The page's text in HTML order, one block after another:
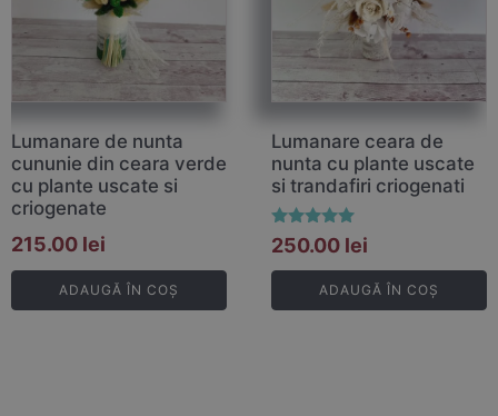
Lumanare de nunta
cununie din ceara verde
cu plante uscate si
criogenate
215.00 lei
ADAUGĂ ÎN COȘ
Lumanare ceara de
nunta cu plante uscate
si trandafiri criogenati
Evaluat la
5.00
din 5
250.00 lei
ADAUGĂ ÎN COȘ